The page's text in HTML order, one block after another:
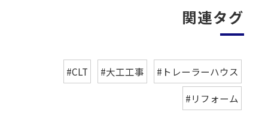
関連タグ
#CLT #大工工事 #トレーラーハウス
#リフォーム